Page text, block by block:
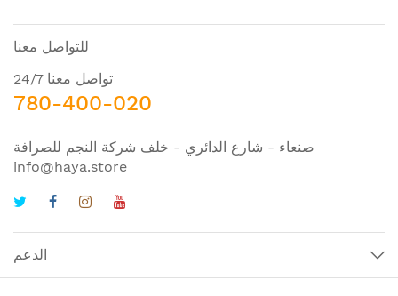
للتواصل معنا
تواصل معنا 24/7
780-400-020
صنعاء - شارع الدائري - خلف شركة النجم للصرافة
info@haya.store
الدعم